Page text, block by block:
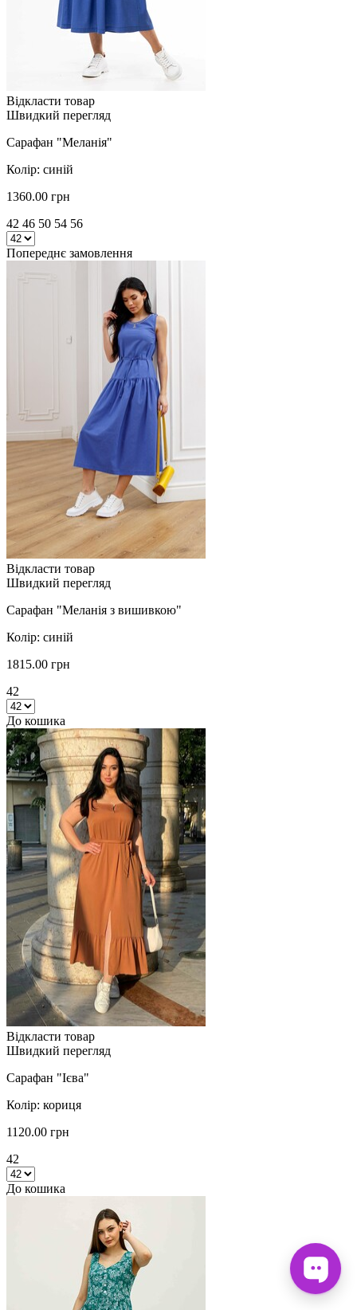
Відкласти товар
Швидкий перегляд
Сарафан "Меланія"
Колір: синій
1360.00 грн
42 46 50 54 56
Попереднє замовлення
Відкласти товар
Швидкий перегляд
Сарафан "Меланія з вишивкою"
Колір: синій
1815.00 грн
42
До кошика
Відкласти товар
Швидкий перегляд
Сарафан "Ієва"
Колір: кориця
1120.00 грн
42
До кошика